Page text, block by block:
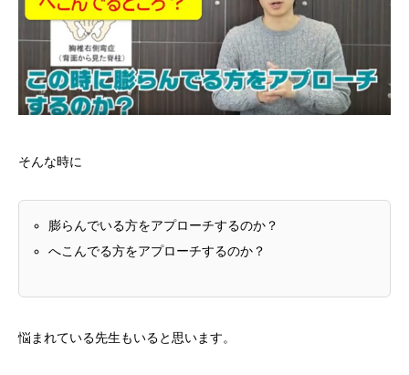
そんな時に
膨らんでいる方をアプローチするのか？
へこんでる方をアプローチするのか？
悩まれている先生もいると思います。